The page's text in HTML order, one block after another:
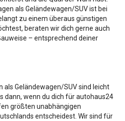
als Geländewagen/SUV ist bei
zu einem überaus günstigen
beraten wir dich gerne auch
– entsprechend deiner
als Geländewagen/SUV sind leicht
dann, wenn du dich für autohaus24
größten unabhängigen
entscheidest. Wir sind für